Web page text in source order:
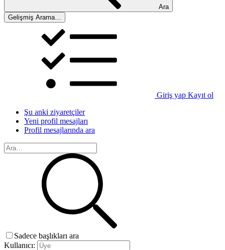
Ara
Gelişmiş Arama…
Giriş yap Kayıt ol
Şu anki ziyaretçiler
Yeni profil mesajları
Profil mesajlarında ara
Sadece başlıkları ara
Kullanıcı: